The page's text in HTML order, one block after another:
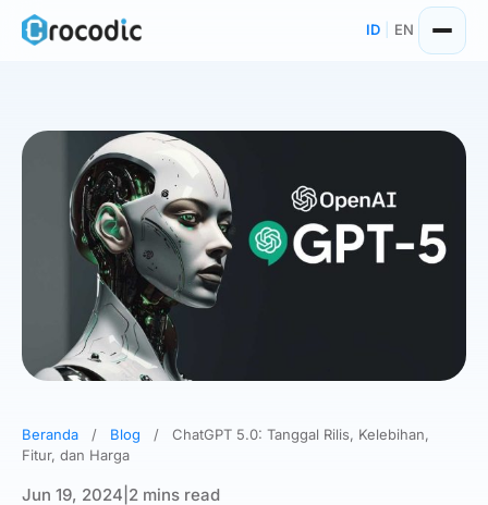
Skip
ID EN
Beranda / Blog /
ChatGPT 5.0: Tanggal Rilis, Kelebihan,
Fitur, dan Harga
Jun 19, 2024 2 mins read